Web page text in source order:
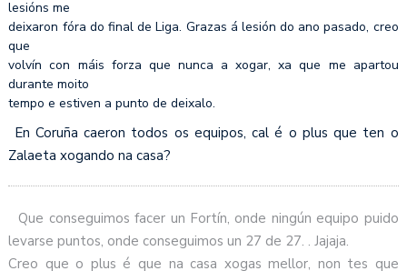
lesións me
deixaron fóra do final de Liga. Grazas á lesión do ano pasado, creo
que
volvín con máis forza que nunca a xogar, xa que me apartou
durante moito
tempo e estiven a punto de deixalo.
En Coruña caeron todos os equipos, cal é o plus que ten o
Zalaeta xogando na casa?
Que conseguimos facer un Fortín, onde ningún equipo puido
levarse puntos, onde conseguimos un 27 de 27. . Jajaja.
Creo que o plus é que na casa xogas mellor, non tes que